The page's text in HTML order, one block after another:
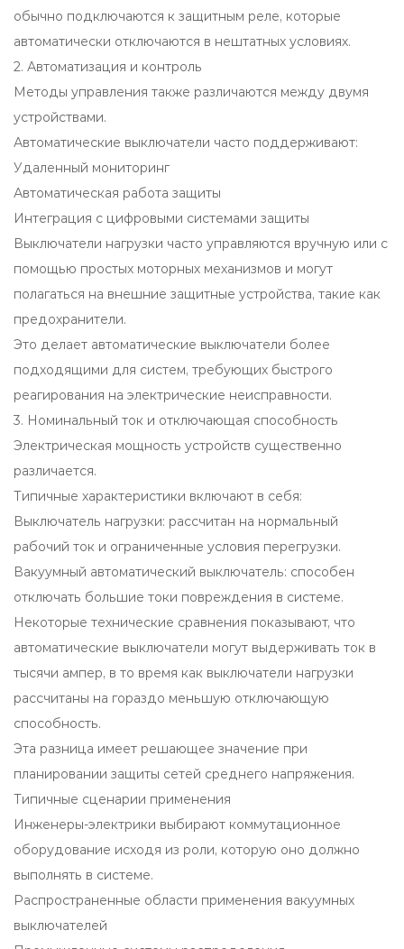
обычно подключаются к защитным реле, которые
автоматически отключаются в нештатных условиях.
2. Автоматизация и контроль
Методы управления также различаются между двумя
устройствами.
Автоматические выключатели часто поддерживают:
Удаленный мониторинг
Автоматическая работа защиты
Интеграция с цифровыми системами защиты
Выключатели нагрузки часто управляются вручную или с
помощью простых моторных механизмов и могут
полагаться на внешние защитные устройства, такие как
предохранители.
Это делает автоматические выключатели более
подходящими для систем, требующих быстрого
реагирования на электрические неисправности.
3. Номинальный ток и отключающая способность
Электрическая мощность устройств существенно
различается.
Типичные характеристики включают в себя:
Выключатель нагрузки: рассчитан на нормальный
рабочий ток и ограниченные условия перегрузки.
Вакуумный автоматический выключатель: способен
отключать большие токи повреждения в системе.
Некоторые технические сравнения показывают, что
автоматические выключатели могут выдерживать ток в
тысячи ампер, в то время как выключатели нагрузки
рассчитаны на гораздо меньшую отключающую
способность.
Эта разница имеет решающее значение при
планировании защиты сетей среднего напряжения.
Типичные сценарии применения
Инженеры-электрики выбирают коммутационное
оборудование исходя из роли, которую оно должно
выполнять в системе.
Распространенные области применения вакуумных
выключателей